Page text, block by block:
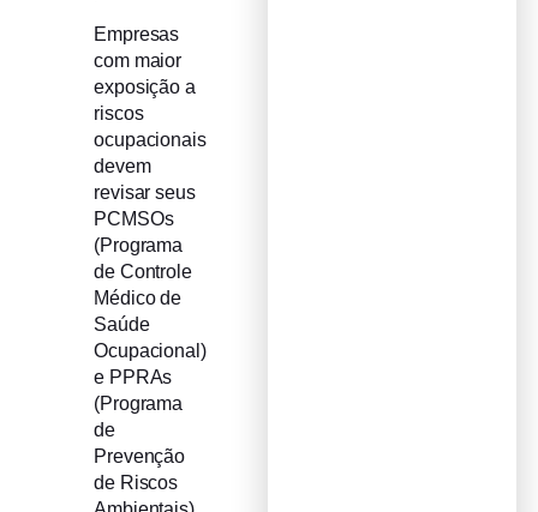
Empresas
com maior
exposição a
riscos
ocupacionais
devem
revisar seus
PCMSOs
(Programa
de Controle
Médico de
Saúde
Ocupacional)
e PPRAs
(Programa
de
Prevenção
de Riscos